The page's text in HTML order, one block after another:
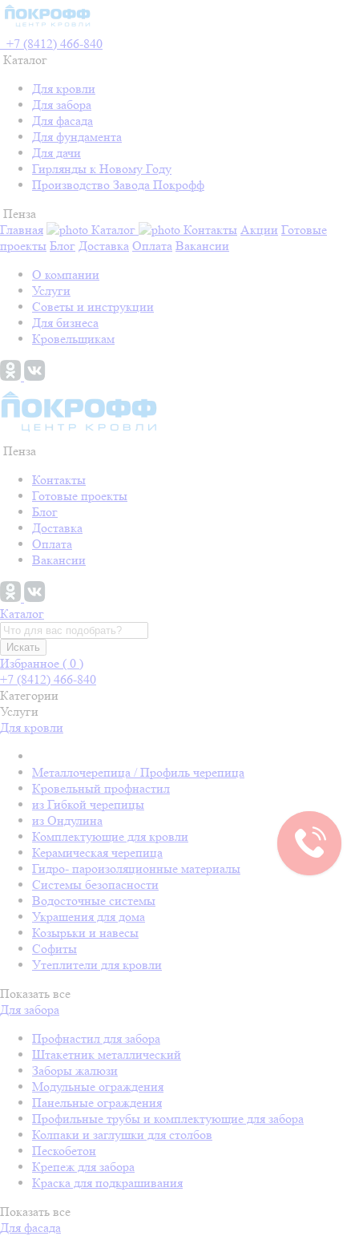
+7 (8412) 466-840
Каталог
Для кровли
Для забора
Для фасада
Для фундамента
Для дачи
Гирлянды к Новому Году
Производство Завода Покрофф
Пенза
Главная
Каталог Контакты Акции Готовые
проекты Блог Доставка Оплата Вакансии
О компании
Услуги
Советы и инструкции
Для бизнеса
Кровельщикам
Пенза
Контакты
Готовые проекты
Блог
Доставка
Оплата
Вакансии
Каталог
Искать
Избранное ( 0 )
+7 (8412) 466-840
Категории
Услуги
Для кровли
Металлочерепица / Профиль черепица
Кровельный профнастил
из Гибкой черепицы
из Ондулина
Комплектующие для кровли
Керамическая черепица
Гидро- пароизоляционные материалы
Системы безопасности
Водосточные системы
Украшения для дома
Козырьки и навесы
Софиты
Утеплители для кровли
Показать все
Для забора
Профнастил для забора
Штакетник металлический
Заборы жалюзи
Модульные ограждения
Панельные ограждения
Профильные трубы и комплектующие для забора
Колпаки и заглушки для столбов
Пескобетон
Крепеж для забора
Краска для подкрашивания
Показать все
Для фасада